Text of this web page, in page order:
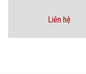
Liên hệ